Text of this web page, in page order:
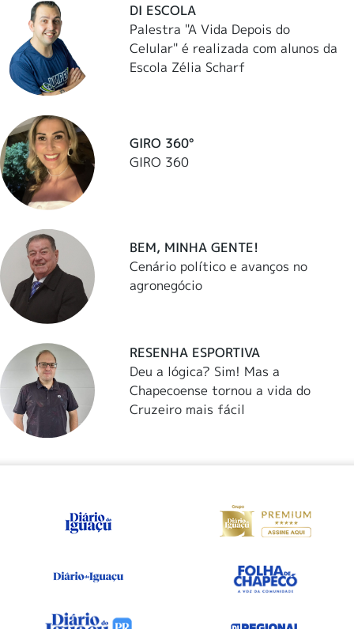
DI ESCOLA
Palestra "A Vida Depois do
Celular" é realizada com alunos da
Escola Zélia Scharf
GIRO 360°
GIRO 360
BEM, MINHA GENTE!
Cenário político e avanços no
agronegócio
RESENHA ESPORTIVA
Deu a lógica? Sim! Mas a
Chapecoense tornou a vida do
Cruzeiro mais fácil